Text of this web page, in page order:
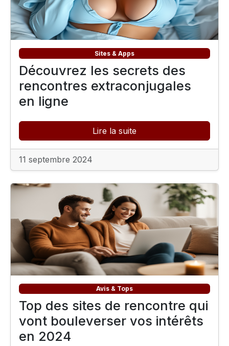
Sites & Apps
Découvrez les secrets des
rencontres extraconjugales
en ligne
Lire la suite
11 septembre 2024
Avis & Tops
Top des sites de rencontre qui
vont bouleverser vos intérêts
en 2024